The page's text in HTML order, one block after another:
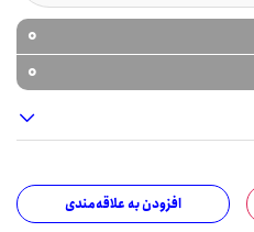
0
0
افزودن به علاقه‌مندی